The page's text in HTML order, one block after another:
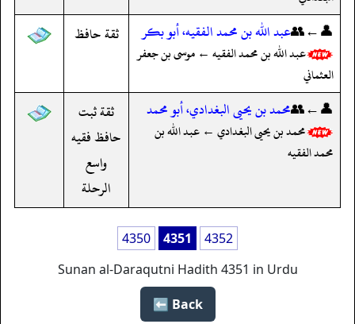
👤←👥عبد الله بن محمد الفقيه، أبو بكر
عبد الله بن محمد الفقيه ← موسى بن جعفر
العثماني
ثقة حافظ
👤←👥محمد بن يحيى البغدادي، أبو محمد
محمد بن يحيى البغدادي ← عبد الله بن
محمد الفقيه
ثقة ثبت
حافظ فقيه
واسع
الرحلة
4350 4351
4352
Sunan al-Daraqutni Hadith 4351 in Urdu
Back ⬅️